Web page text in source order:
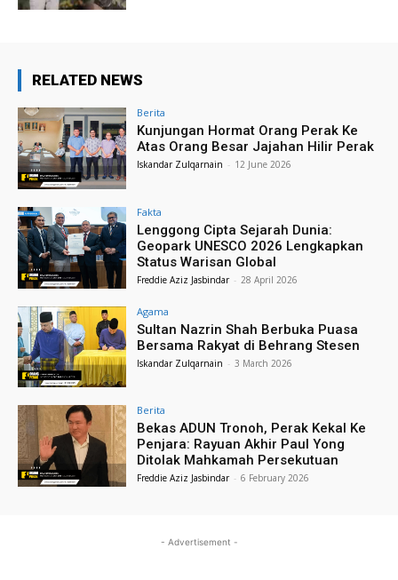
RELATED NEWS
Berita
Kunjungan Hormat Orang Perak Ke
Atas Orang Besar Jajahan Hilir Perak
Iskandar Zulqarnain - 12 June 2026
Fakta
Lenggong Cipta Sejarah Dunia:
Geopark UNESCO 2026 Lengkapkan
Status Warisan Global
Freddie Aziz Jasbindar - 28 April 2026
Agama
Sultan Nazrin Shah Berbuka Puasa
Bersama Rakyat di Behrang Stesen
Iskandar Zulqarnain - 3 March 2026
Berita
Bekas ADUN Tronoh, Perak Kekal Ke
Penjara: Rayuan Akhir Paul Yong
Ditolak Mahkamah Persekutuan
Freddie Aziz Jasbindar - 6 February 2026
- Advertisement -